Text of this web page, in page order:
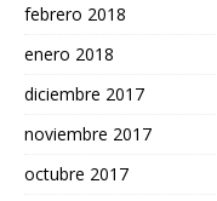
febrero 2018
enero 2018
diciembre 2017
noviembre 2017
octubre 2017